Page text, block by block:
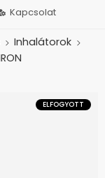
Kapcsolat
Inhalátorok
ELFOGYOTT